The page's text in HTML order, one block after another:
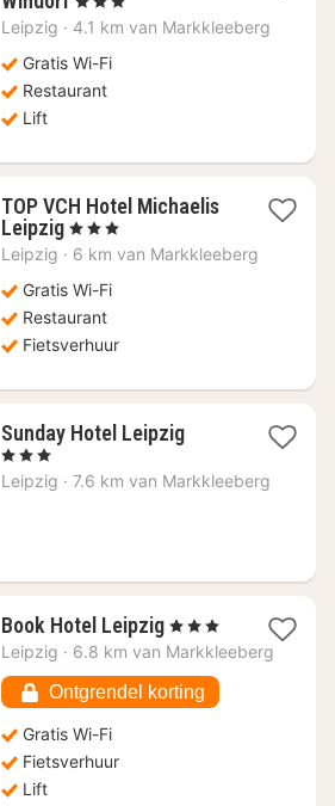
nacht
€
62,92
Leipzig · 4.1 km van Markkleeberg
Gratis Wi-Fi
Restaurant
Lift
TOP VCH Hotel Michaelis
Leipzig1
nacht
€
92,34
, 3 Sterren
Leipzig · 6 km van Markkleeberg
Gratis Wi-Fi
Restaurant
Fietsverhuur
Sunday Hotel Leipzig1
vanaf
, 3 Sterren
Leipzig · 7.6 km van Markkleeberg
Book Hotel Leipzig1
nacht
€
76,65
, 3 Sterren
Leipzig · 6.8 km van Markkleeberg
Ontgrendel korting
Gratis Wi-Fi
Fietsverhuur
Lift